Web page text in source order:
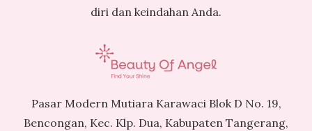
diri dan keindahan Anda.
Pasar Modern Mutiara Karawaci Blok D No. 19,
Bencongan, Kec. Klp. Dua, Kabupaten Tangerang,